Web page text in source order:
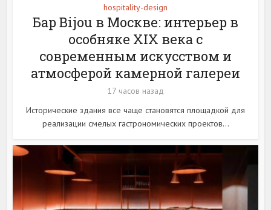
hospitality-design
Бар Bijou в Москве: интерьер в
особняке XIX века с
современным искусством и
атмосферой камерной галереи
17 часов назад
Исторические здания все чаще становятся площадкой для
реализации смелых гастрономических проектов...